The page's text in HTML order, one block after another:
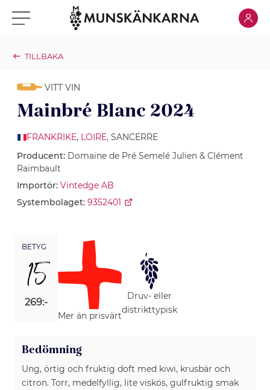
Klicka för meny Klicka
TILLBAKA
VITT VIN
Mainbré Blanc 2024
FRANKRIKE, LOIRE, SANCERRE
Producent: Domaine de Pré Semelé Julien & Clément
Raimbault
Importör: Vintedge AB
Systembolaget: 9352401
BETYG
15
269:-
Mer än prisvärt
Druv- eller
distrikttypisk
Bedömning
Ung, örtig och fruktig doft med kiwi, krusbär och
citron. Torr, medelfyllig, lite viskös, gulfruktig smak